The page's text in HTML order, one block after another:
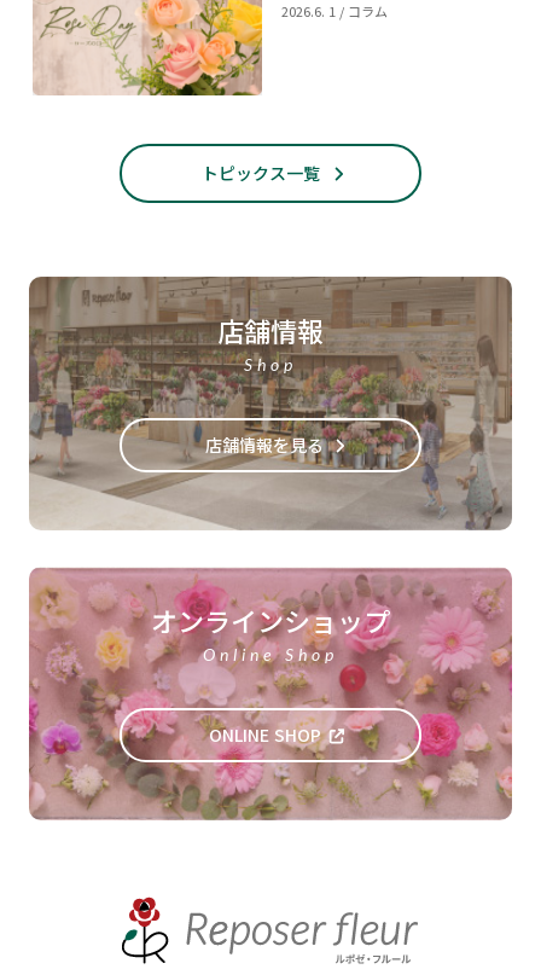
2026.6. 1 / コラム
トピックス一覧
店舗情報
Shop
店舗情報を見る
オンラインショップ
Online Shop
ONLINE SHOP